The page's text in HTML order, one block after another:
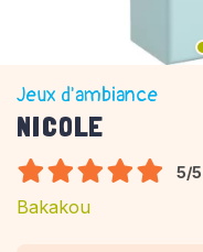
Jeux d'ambiance
NICOLE
5/5
Bakakou